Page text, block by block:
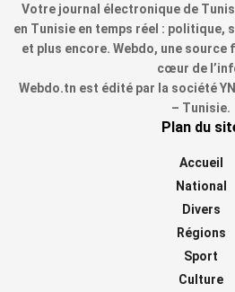
Votre journal électronique de
en Tunisie en temps réel : politique,
et plus encore. Webdo, une source
cœur de
Webdo.tn est édité par la société
– Tunisie.
Plan du
Accueil
National
Divers
Régions
Sport
Culture